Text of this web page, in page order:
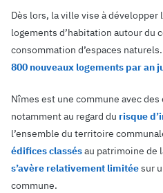
Dès lors, la ville vise à
logements d’habitation autour du
consommation d’espaces
800 nouveaux logements par an
Nîmes est une commune avec
notamment au regard du risque
l’ensemble du territoire
édifices classésau patrimoine de
s’avère relativement limitéesur
commune.